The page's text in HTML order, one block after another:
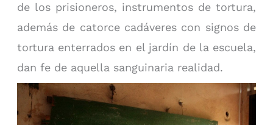
de los prisioneros, instrumentos de tortura,
además de catorce cadáveres con signos de
tortura enterrados en el jardín de la escuela,
dan fe de aquella sanguinaria realidad.